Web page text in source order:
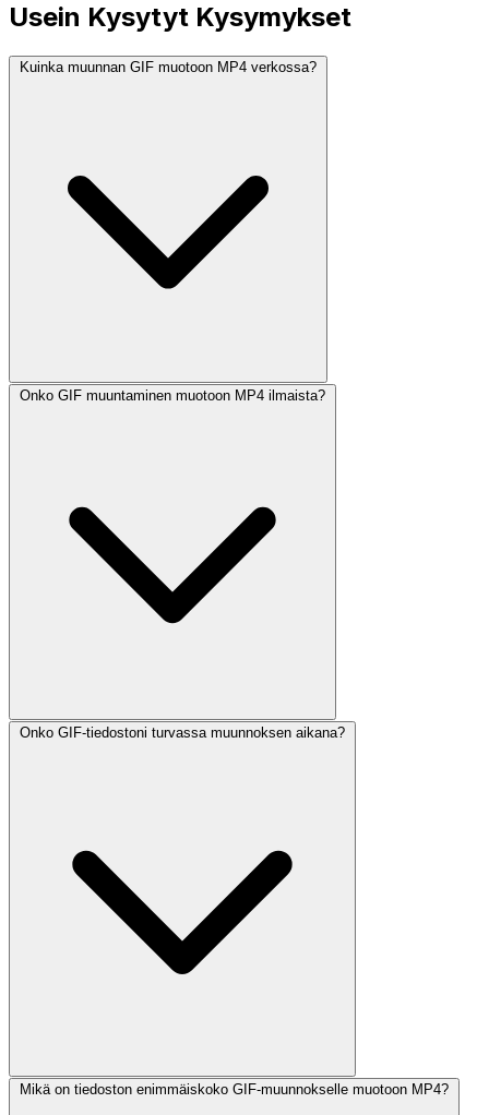
Usein Kysytyt Kysymykset
Kuinka muunnan GIF muotoon MP4 verkossa?
Onko GIF muuntaminen muotoon MP4 ilmaista?
Onko GIF-tiedostoni turvassa muunnoksen aikana?
Mikä on tiedoston enimmäiskoko GIF-muunnokselle muotoon MP4?